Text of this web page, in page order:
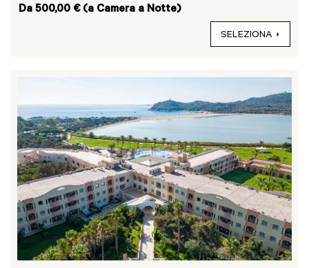
Da 500,00 € (a Camera a Notte)
SELEZIONA